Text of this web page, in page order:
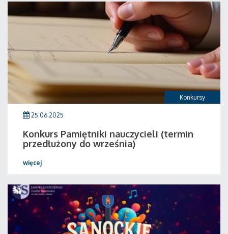
Konkursy
25.06.2025
Konkurs Pamiętniki nauczycieli (termin
przedłużony do września)
więcej